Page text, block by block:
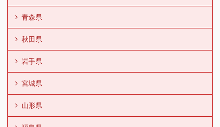
青森県
秋田県
岩手県
宮城県
山形県